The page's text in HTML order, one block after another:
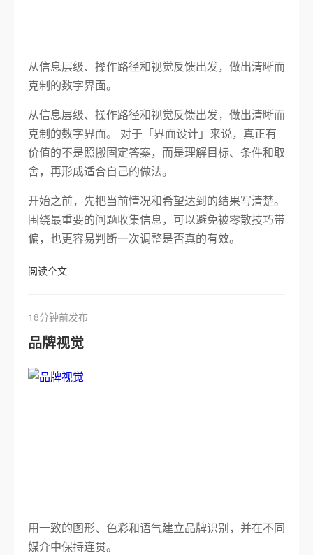
从信息层级、操作路径和视觉反馈出发，做出清晰而
克制的数字界面。
从信息层级、操作路径和视觉反馈出发，做出清晰而
克制的数字界面。 对于「界面设计」来说，真正有
价值的不是照搬固定答案，而是理解目标、条件和取
舍，再形成适合自己的做法。
开始之前，先把当前情况和希望达到的结果写清楚。
围绕最重要的问题收集信息，可以避免被零散技巧带
偏，也更容易判断一次调整是否真的有效。
阅读全文
18分钟前发布
品牌视觉
用一致的图形、色彩和语气建立品牌识别，并在不同
媒介中保持连贯。